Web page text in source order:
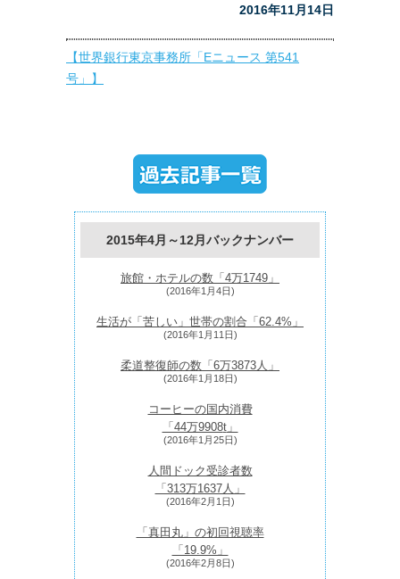
2016年11月14日
【世界銀行東京事務所「Eニュース 第541
号」】
2015年4月～12月バックナンバー
旅館・ホテルの数「4万1749」
(2016年1月4日)
生活が「苦しい」世帯の割合「62.4%」
(2016年1月11日)
柔道整復師の数「6万3873人」
(2016年1月18日)
コーヒーの国内消費
「44万9908t」
(2016年1月25日)
人間ドック受診者数
「313万1637人」
(2016年2月1日)
「真田丸」の初回視聴率
「19.9%」
(2016年2月8日)